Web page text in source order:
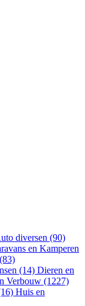
diversen (90)
en Kamperen
(14) Dieren en
Verbouw (1227)
Huis en